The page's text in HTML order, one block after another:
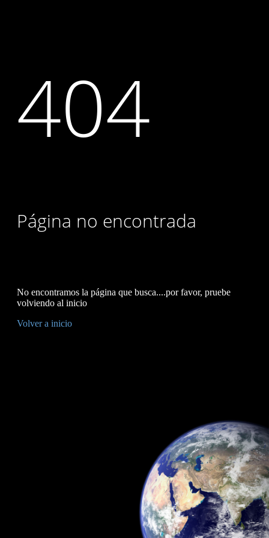
404
Página no encontrada
No encontramos la página que busca....por favor, pruebe
volviendo al inicio
Volver a inicio